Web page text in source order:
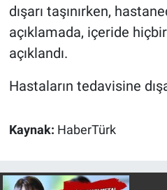
dışarı taşınırken,
açıklamada, içeride
açıklandı.
Hastaların tedavisine
Kaynak: HaberTürk
Koronavirüs
Kültür Sanat
Ne demişti
Nedir